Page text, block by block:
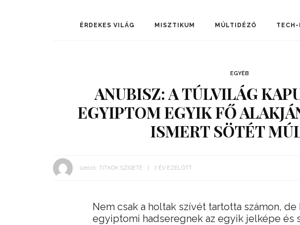
ÉRDEKES VILÁG MISZTIKUM MÚLTIDÉZŐ TECH-
EGYÉB
ANUBISZ: A TÚLVILÁG
EGYIPTOM EGYIK FŐ
ISMERT SÖTÉT
szerző: TITKOK SZIGETE 7 ÉV EZELŐTT
Nem csak a holtak szívét tartotta számon,
egyiptomi hadseregnek az egyik jelképe és